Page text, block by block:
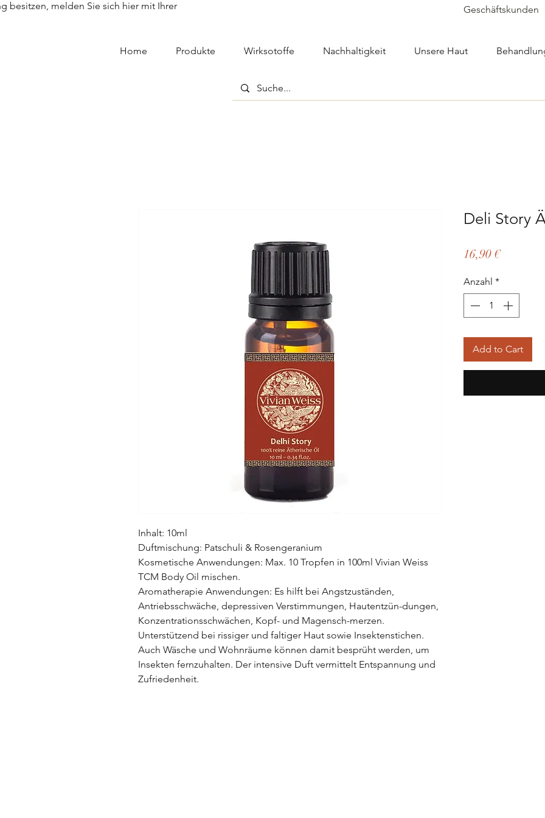
Home Produkte Wirksotoffe Nachhaltigkeit Unsere Haut
Geschäftskunden
besitzen, melden Sie sich hier mit Ihrer
Inhalt: 10ml
Duftmischung: Patschuli & Rosengeranium
Kosmetische Anwendungen: Max. 10 Tropfen in 100ml Vivian Weiss
TCM Body Oil mischen.
Aromatherapie Anwendungen: Es hilft bei Angstzuständen,
Antriebsschwäche, depressiven Verstimmungen, Hautentzün-dungen,
Konzentrationsschwächen, Kopf- und Magensch-merzen.
Unterstützend bei rissiger und faltiger Haut sowie Insektenstichen.
Auch Wäsche und Wohnräume können damit besprüht werden, um
Insekten fernzuhalten. Der intensive Duft vermittelt Entspannung und
Zufriedenheit.
Deli Story
16,90 €Preis
Anzahl *
Add to Cart